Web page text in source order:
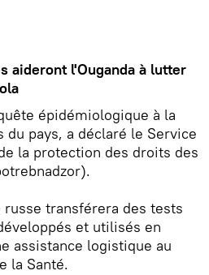
aideront l'Ouganda à lutter
épidémiologique à la
du pays, a déclaré le Service
la protection des droits des
russe transférera des tests
et utilisés en
assistance logistique au
la Santé.